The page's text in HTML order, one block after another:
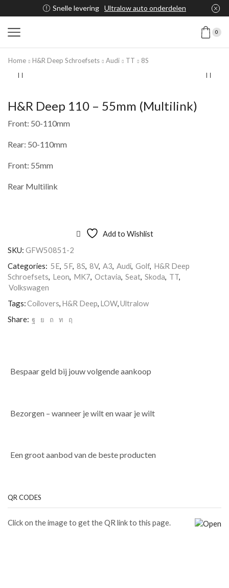
Snelle levering Ultralow auto onderdelen
0
Home H&R Deep Schroefsets Audi TT 8S
H&R Deep 110 – 55mm (Multilink)
Front: 50-110mm
Rear: 50-110mm
Front: 55mm
Rear Multilink
Add to Wishlist
SKU: GFW50851-2
Categories: 5E, 5F, 8S, 8V, A3, Audi, Golf, H&R Deep
Schroefsets, Leon, MK7, Octavia, Seat, Skoda, TT,
Volkswagen
Tags:Coilovers, H&R Deep, LOW,Ultralow
Share:
Bespaar geld bij jouw volgende aankoop
Bezorgen – wanneer je wilt en waar je wilt
Een groot aanbod van de beste producten
QR CODES
Click on the image to get the QR link to this page.